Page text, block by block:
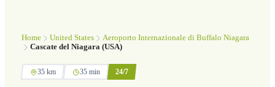
Home United States
Aeroporto Internazionale di Buffalo Niagara
Cascate del Niagara (USA)
35 km 35 min 24/7